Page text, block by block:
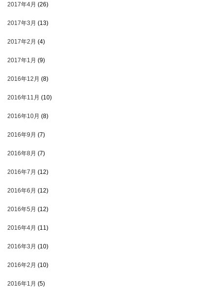
2017年4月 (26)
2017年3月 (13)
2017年2月 (4)
2017年1月 (9)
2016年12月 (8)
2016年11月 (10)
2016年10月 (8)
2016年9月 (7)
2016年8月 (7)
2016年7月 (12)
2016年6月 (12)
2016年5月 (12)
2016年4月 (11)
2016年3月 (10)
2016年2月 (10)
2016年1月 (5)